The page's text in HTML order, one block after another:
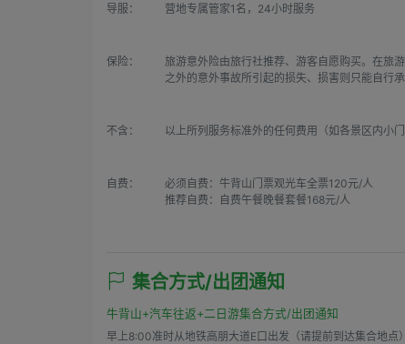
导服： 营地专属管家1名，24小时服务
保险：
旅游意外险由旅行社推荐、游客自愿购买。在旅
之外的意外事故所引起的损失、损害则只能自行
不含： 以上所列服务标准外的任何费用（如各景区内小
自费：
必须自费：牛背山门票观光车全票120元/人
推荐自费：自费午餐晚餐套餐168元/人
集合方式/出团通知
牛背山+汽车往返+二日游集合方式/出团通知
早上8:00准时从地铁高朋大道E口出发（请提前到达集合地点）